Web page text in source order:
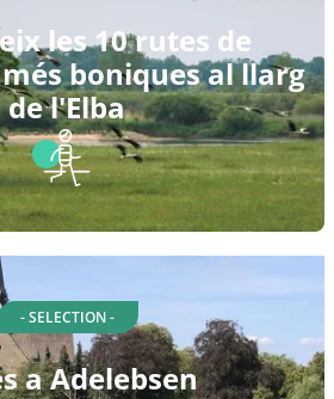
les 10 rutes de
boniques al llarg
de l'Elba
- SELECTION -
a Adelebsen